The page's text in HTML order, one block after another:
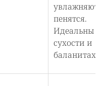
увлажняют,
пенятся.
Идеальны
сухости и
баланитах